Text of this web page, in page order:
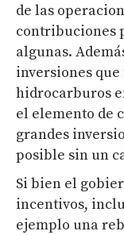
de las
contribuciones
algunas.
inversiones
hidrocarburos
el elemento de
grandes
posible sin un
Si bien el
incentivos,
ejemplo una